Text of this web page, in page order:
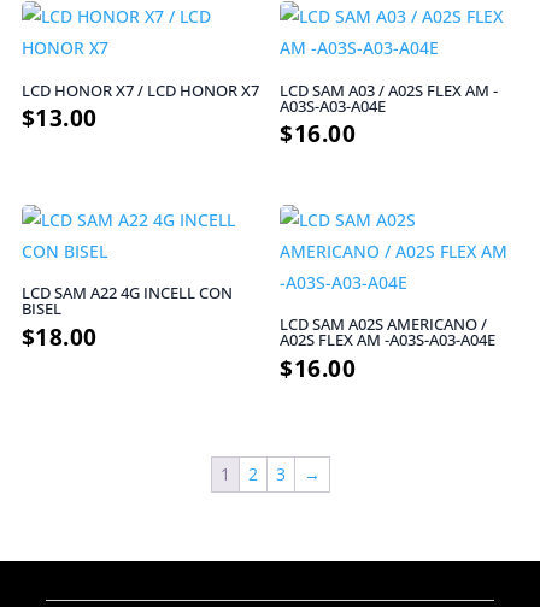
LCD HONOR X7 / LCD HONOR X7
$13.00
LCD SAM A03 / A02S FLEX AM -
A03S-A03-A04E
$16.00
LCD SAM A22 4G INCELL CON
BISEL
$18.00 LCD SAM A02S AMERICANO /
A02S FLEX AM -A03S-A03-A04E
$16.00
1 2 3 →